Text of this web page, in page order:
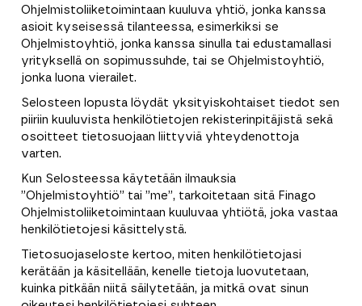
Ohjelmistoliiketoimintaan kuuluva yhtiö, jonka kanssa
asioit kyseisessä tilanteessa, esimerkiksi se
Ohjelmistoyhtiö, jonka kanssa sinulla tai edustamallasi
yrityksellä on sopimussuhde, tai se Ohjelmistoyhtiö,
jonka luona vierailet.
Selosteen lopusta löydät yksityiskohtaiset tiedot sen
piiriin kuuluvista henkilötietojen rekisterinpitäjistä sekä
osoitteet tietosuojaan liittyviä yhteydenottoja
varten.
Kun Selosteessa käytetään ilmauksia
”Ohjelmistoyhtiö” tai ”me”, tarkoitetaan sitä Finago
Ohjelmistoliiketoimintaan kuuluvaa yhtiötä, joka vastaa
henkilötietojesi käsittelystä.
Tietosuojaseloste kertoo, miten henkilötietojasi
kerätään ja käsitellään, kenelle tietoja luovutetaan,
kuinka pitkään niitä säilytetään, ja mitkä ovat sinun